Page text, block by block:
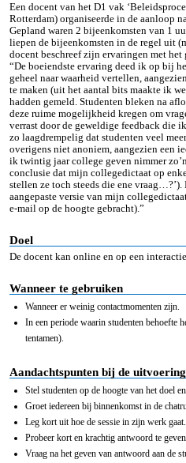
Een docent van het D1 vak
Rotterdam) organiseerde in de aanloop
Gepland waren 2 bijeenkomsten van 1
liepen de bijeenkomsten in de regel uit
docent beschreef zijn ervaringen met
“De boeiendste ervaring deed ik op bij
geheel naar waarheid vertellen,
te maken (uit het aantal bits maakte ik
hadden gemeld. Studenten bleken na
deze ruime mogelijkheid kregen om
verrast door de geweldige feedback die
zo laagdrempelig dat studenten veel
overigens niet anoniem, aangezien een
ik twintig jaar college geven nimmer
conclusie dat mijn collegedictaat op
stellen ze toch steeds die ene
aangepaste versie van mijn
e-mail op de hoogte gebracht).”
Doel
De docent kan online en op een
Wanneer te gebruiken
Wanneer er weinig contactmomenten zijn.
In een periode waarin studenten behoefte
tentamen).
Aandachtspunten bij de uitvoering
Stel studenten op de hoogte van het doel
Groet iedereen bij binnenkomst in de
Leg kort uit hoe de sessie in zijn werk gaat.
Probeer kort en krachtig antwoord te
Vraag na het geven van antwoord aan de